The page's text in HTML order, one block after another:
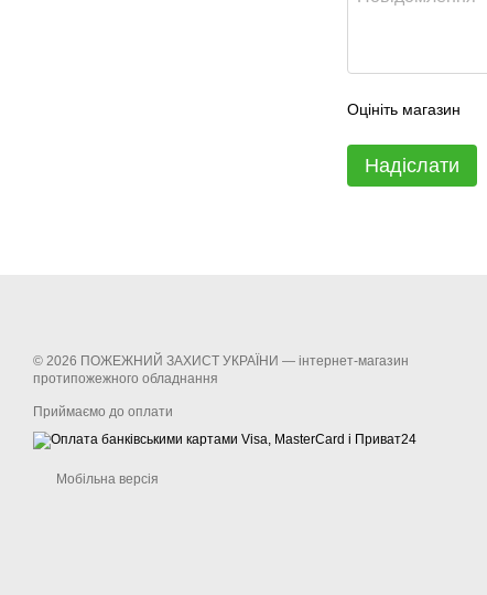
Оцініть магазин
Надіслати
© 2026 ПОЖЕЖНИЙ ЗАХИСТ УКРАЇНИ — інтернет-магазин
протипожежного обладнання
Приймаємо до оплати
Мобільна версія